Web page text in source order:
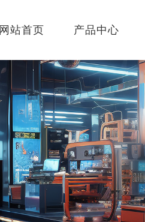
网站首页 产品中心